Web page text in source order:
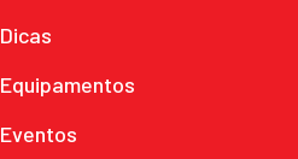
Dicas
Equipamentos
Eventos